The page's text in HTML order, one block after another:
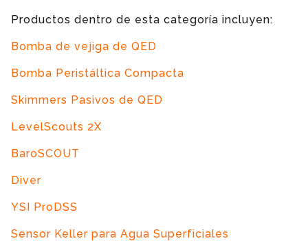
Productos dentro de esta categoría incluyen:
Bomba de vejiga de QED
Bomba Peristáltica Compacta
Skimmers Pasivos de QED
LevelScouts 2X
BaroSCOUT
Diver
YSI ProDSS
Sensor Keller para Agua Superficiales